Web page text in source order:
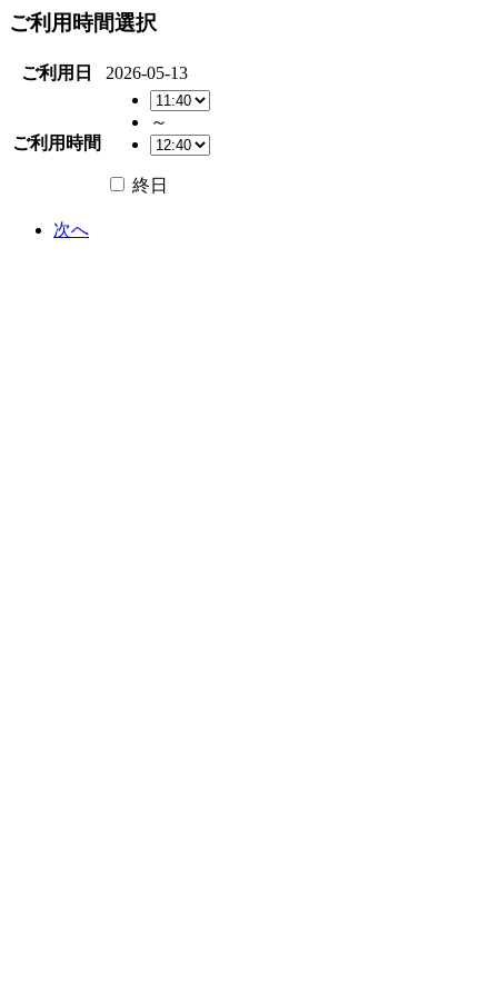
ご利用時間選択
ご利用日 2026-05-13
ご利用時間
～
終日
次へ